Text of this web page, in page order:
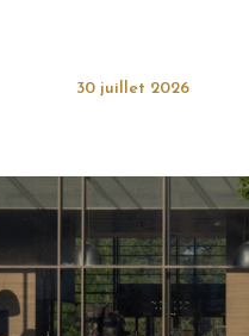
30 juillet 2026